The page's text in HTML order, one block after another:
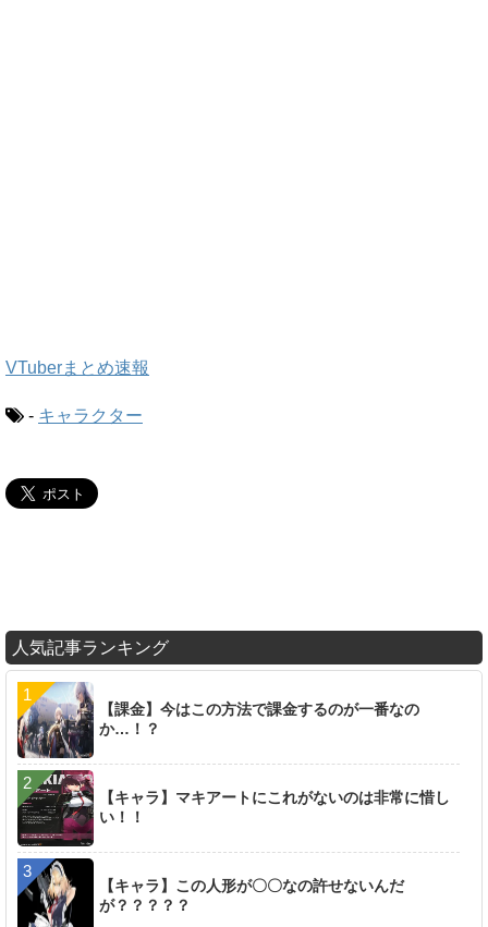
VTuberまとめ速報
- キャラクター
人気記事ランキング
【課金】今はこの方法で課金するのが一番なの
か…！？
【キャラ】マキアートにこれがないのは非常に惜し
い！！
【キャラ】この人形が〇〇なの許せないんだ
が？？？？？